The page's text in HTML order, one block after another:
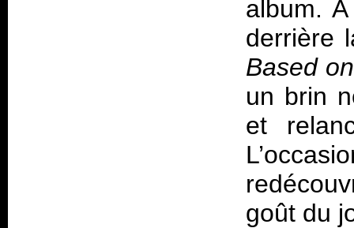
album.
derrière
Based
un brin
et
goût du